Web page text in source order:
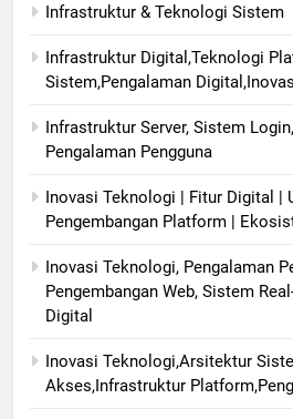
Infrastruktur & Teknologi Sistem
Infrastruktur Digital,Teknologi
Sistem,Pengalaman
Infrastruktur Server, Sistem
Pengalaman Pengguna
Inovasi Teknologi | Fitur Digital |
Pengembangan Platform |
Inovasi Teknologi, Pengalaman
Pengembangan Web, Sistem
Digital
Inovasi Teknologi,Arsitektur
Akses,Infrastruktur